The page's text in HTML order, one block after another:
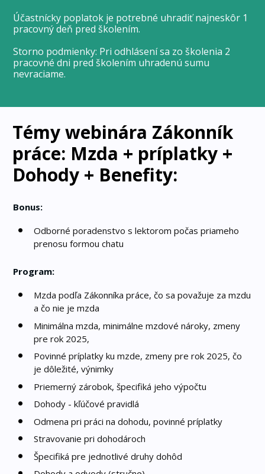
Účastnícky poplatok je potrebné uhradiť najneskôr 1
pracovný deň pred školením.
Storno podmienky: Pri odhlásení sa zo školenia 2
pracovné dni pred školením uhradenú sumu
nevraciame.
Témy webinára Zákonník
práce: Mzda + príplatky +
Dohody + Benefity:
Bonus:
Odborné poradenstvo s lektorom počas priameho
prenosu formou chatu
Program:
Mzda podľa Zákonníka práce, čo sa považuje za mzdu
a čo nie je mzda
Minimálna mzda, minimálne mzdové nároky, zmeny
pre rok 2025,
Povinné príplatky ku mzde, zmeny pre rok 2025, čo
je dôležité, výnimky
Priemerný zárobok, špecifiká jeho výpočtu
Dohody - kľúčové pravidlá
Odmena pri práci na dohodu, povinné príplatky
Stravovanie pri dohodároch
Špecifiká pre jednotlivé druhy dohôd